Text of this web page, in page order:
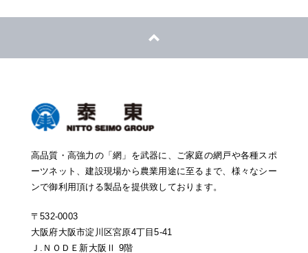
高品質・高強力の「網」を武器に、ご家庭の網戸や各種スポ
ーツネット、建設現場から農業用途に至るまで、様々なシー
ンで御利用頂ける製品を提供致しております。
〒532-0003
大阪府大阪市淀川区宮原4丁目5-41
Ｊ.ＮＯＤＥ新大阪Ⅱ 9階